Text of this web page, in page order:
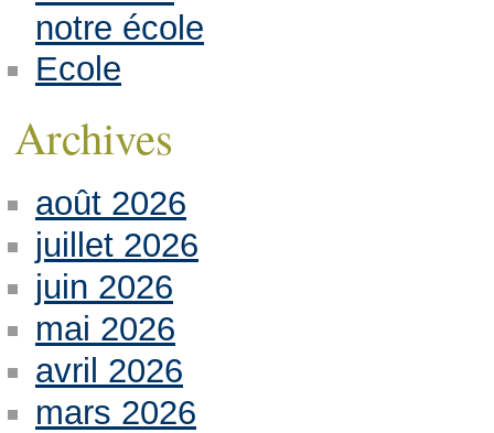
notre école
Ecole
Archives
août 2026
juillet 2026
juin 2026
mai 2026
avril 2026
mars 2026